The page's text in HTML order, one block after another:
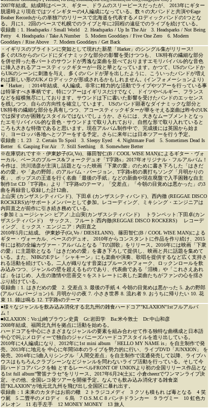
2007年結成。結成時はベース、ギター、ドラムのスリーピースだったが、 2013年にギター
脱退時より現在ではツインギターの4人編成になっている。数々の大バンドと共演やEage
Beaber Recordsからの単独7"のリリースで北海道を代表するメロディックバンドの1つとな
る。月に1、2回のペースで札幌でのライブと年に2回程の遠征でのライブを続けている。
収録曲：1. Headsparks / Small World 2. Headsparks / Up In The Air 3. Headsparks / Not Being
Petty 4. Headsparks / Take A Number 5. Modern Gooddays / Five One Zero 6. Modern
Gooddays / Rise Above 7. Modern Gooddays / Get Back
・イギリスのブライトンに突如として現れた新星「Harker」のシングル集がリリース!
多くのUSからのバンドにダイナミックな部分の影響を受けつつも、 UK特有の繊細な部分
を併せ持った各パートのサウンドが秀逸な楽曲を並べておりますエモリバイバル的な音色
に挿入されるアコースティックギターが一段と華となっています。かつて、USのバンドか
らUKのシーンに刺激を与え、多くのバンドが芽を出したように、こういったバンドが増え
れば新しい形のUKメロディックが形成されるかもしれません。(インフォメーションより)
■「Harker」：2014年結成、4人編成。非常に精力的な活動でライブやツアーを行っている事
は特筆すべき事柄です。特にツアーはイギリスだけでなく、ドイツやベルギー、フランス
などを縦横無尽にしております。サウンドは下に書いた影響を受けたバンドのエッセンス
を残しつつ、自らの方向性を確立しています。 USのバンド顕著なダイナミックな部分と
UK特有の繊細な部分を具有しつつ、アコースティックギターが華をそえる楽曲は昨今のUK
では探すのが困難なスタイルではないでしょうか。さらには、大きなムーブメントとなっ
たエモリバイバル的な音色・サウンドまで取り入れており、自然な形で取り入れていると
ころも大きな特徴であると思います。現在アルバム制作中で、完成後には英国から始ま
り、ヨーロッパ各地へとツアーをする予定。さらに来年には日本ツアーを行う予定。
収録曲：1. 23 2. Certain To Spoil 3. Sleepy Eyed 4. Nightmare Fuel 5. Sometimes Dead Is
Better 6. Gasping For Air 7. Still Seething 8. Somewhere Better
※在庫切れです※・伊東妙子(Gt,Vo)、篠田智仁(B / COOL WISE MAN)によるギター・ヴォ
ーカル、ベースのブルース&フォークデュオ「T字路s」2017年オリジナル・フルアルバム！
今作は、渋川清彦が主演し話題となった映画「下衆の愛」のために書き下ろした「はきだ
めの愛」や「あの野郎」のアルバム・バージョン、T字路s初の裏打ちソング「月明かりの
夜」、ポップスの王道を行く名曲「最後の手紙」などの新曲や現在廃盤で入手困難な自主
制作1st CD「T字路s」より「T字路sのテーマ」「交差点」「今朝の目覚めは悪かった」の3
曲を再録音し収録した計12曲。
上山実 (カンザスシティバンド)、下田卓 (カンザスシティバンド)、西内徹 (REGGAE DISCO
ROCKERS)がサポートメンバーとして参加。レコーディング、ミキシング・エンジニアは
内田直之が前作に引き続き務めている。
<参加ミュージシャン> ピアノ:上山実(カンザスシティバンド) トランペット:下田卓(カン
ザスシティバンド) サックス、フルート:西内徹(REGGAE DISCO ROCKERS) レコーデ
ィング、ミックス・エンジニア : 内田直之
2010年5月に結成。 伊東妙子(Gt,Vo / DIESELANN)、篠田智仁(B / COOL WISE MAN)による
ギター・ヴォーカル、ベースのデュオ。 2010年からコンスタントに作品を作り続け、2015
年には初の全編カヴァー・アルバムとなる「Tの讃歌」をリリース。2016年には映画「下衆
の愛」に主題歌となる「はきだめの愛」を書き下ろして提供し、映画と共に話題を集めて
いる。また、NHKのEテレ「シャキーン」にも楽曲や演奏、歌唱を提供するなど広く支持さ
れる活動を続けている。二人が織りなす音楽はブルースやフォーク、ロックンロールを飲
み込みつつ、ジャンルの壁を超えるものであり、代表曲である「泪橋」や「これさえあれ
ば」をはじめ、人生の激情や悲喜交々をストレートに表した楽曲たちがファンの心を揺さ
ぶり続けている。
収録曲：1. はきだめの愛 2. 交差点 3. 最後の手紙 4. 今朝の目覚めは悪かった 5. あの野郎
(アルバムバージョン) 6. 月明かりの夜 7. 小さき世界 8. 流れ者 9. おうちに帰りたい 10. 花
束 11. 鐘は鳴る 12. T字路sのテーマ
●様々なジャンルを飲み込み消化する北九州の雑食ハードコア"KLAXION"1stフルアルバ
ム！
■KLAXION：Vo:山崎ブラウン史貴 Gt:岩田学 Ba:米今敦士 Dr:中山和彦
2008年結成、福岡北九州を拠点に活動を始める。
ハードコアを中心にさまざまなジャンルの要素を組み合わせて作る独特な曲構成と日本語
中心で叫ぶメロディーで独自のジャパニーズハードコアスタイルを造り出している。
2010年に4人編成になり、2012年に1st mini album 「HELLO MY NAME is」を自主制作で発
売。2013年に地元を 中心に年間50本のライブを勢力的に行い、ライブDVD「JUNXION」 を
発売。2014年に5曲入りシングル「人間交差点」を自主制作で流通発売して以降、ライブハ
ウスはもちろんクラブシーンなどジャンルを問わないライブ活動を行っている。そして今
回ハードコアパンクを軸 とするレーベルFRONT OF UNIONより初の全国リリース作品とな
る1st full album”警笛ナラセ”をリリース。2017年6月24(土)に 小倉cheerzでワンマンライブ決
定。その他、全国レコ発ツアーを開催予定。なんでも飲み込み消化する雑食楽
団"KLAXION"が地元北九州を飛び出し全国区に暴れ出す。
収録曲：1 未来のカタチはお前の轍 2 トラジコメディ 3 クソも積もれ ば毒となる 4 笑
ウ屍 5 二畳半のメロディ 6 烏 7 O.S.M.C 8 パンチドランカー 9 ラヴミー 10 虹色カ
メレオン 11 右手左手 12 MONEY MONEY 13 旅人